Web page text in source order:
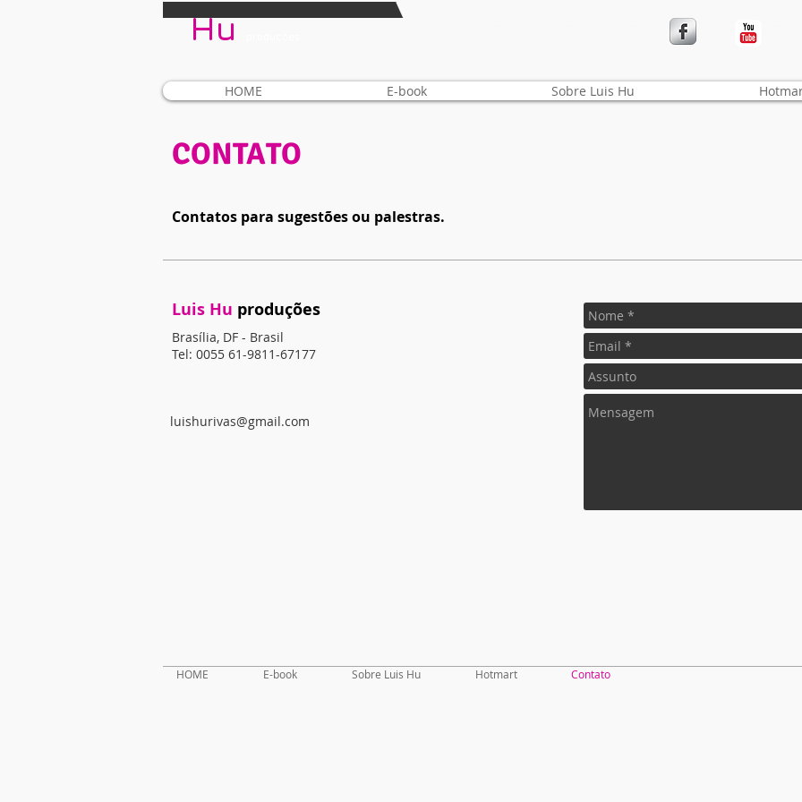
Hu
HOME E-book Sobre Luis Hu
CONTATO
Contatos para sugestões ou palestras.
Luis Hu ​​produções
Brasília, DF - Brasil
Tel: 0055 61-9811-67177
luishurivas@gmail.com
HOME E-book Sobre Luis Hu Hotmart Contato